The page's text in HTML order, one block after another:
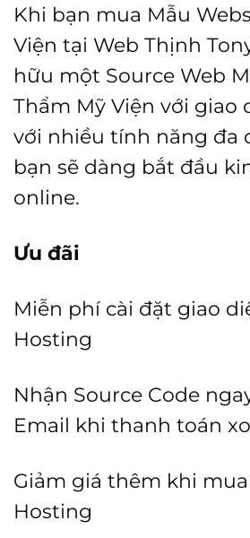
Khi bạn mua Mẫu
Viện tại Web Thịnh
hữu một Source Web
Thẩm Mỹ Viện với giao
với nhiều tính năng đa
bạn sẽ dàng bắt đầu
online.
Ưu đãi
Miễn phí cài đặt giao
Hosting
Nhận Source Code
Email khi thanh toán
Giảm giá thêm khi
Hosting